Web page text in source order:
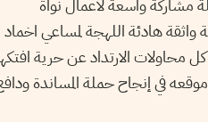
مشاركة واسعة لأعمال نواة
هادئة اللهجة لمساعي اخماد
محاولات الارتداد عن حرية
في إنجاح حملة المساندة